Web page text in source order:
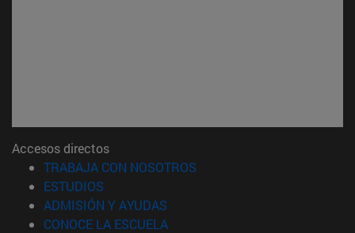
Accesos directos
TRABAJA CON NOSOTROS
ESTUDIOS
ADMISIÓN Y AYUDAS
CONOCE LA ESCUELA(abre en nueva ventana)